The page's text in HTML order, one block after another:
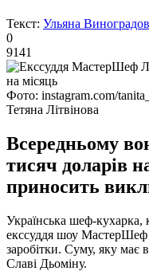
Текст: Ульяна
0
9141
Фото: instagram.com/
Тетяна Літвінова
Всередньому
тисяч доларів
приносить
Українська шеф-кухарка,
екссуддя шоу МастерШеф
заробітки. Суму, яку має
Славі Дьоміну.